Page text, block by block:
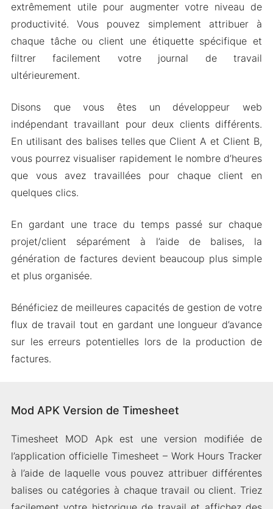
extrêmement utile pour augmenter votre niveau de
productivité. Vous pouvez simplement attribuer à
chaque tâche ou client une étiquette spécifique et
filtrer facilement votre journal de travail
ultérieurement.
Disons que vous êtes un développeur web
indépendant travaillant pour deux clients différents.
En utilisant des balises telles que Client A et Client B,
vous pourrez visualiser rapidement le nombre d’heures
que vous avez travaillées pour chaque client en
quelques clics.
En gardant une trace du temps passé sur chaque
projet/client séparément à l’aide de balises, la
génération de factures devient beaucoup plus simple
et plus organisée.
Bénéficiez de meilleures capacités de gestion de votre
flux de travail tout en gardant une longueur d’avance
sur les erreurs potentielles lors de la production de
factures.
Mod APK Version de Timesheet
Timesheet MOD Apk est une version modifiée de
l’application officielle Timesheet – Work Hours Tracker
à l’aide de laquelle vous pouvez attribuer différentes
balises ou catégories à chaque travail ou client. Triez